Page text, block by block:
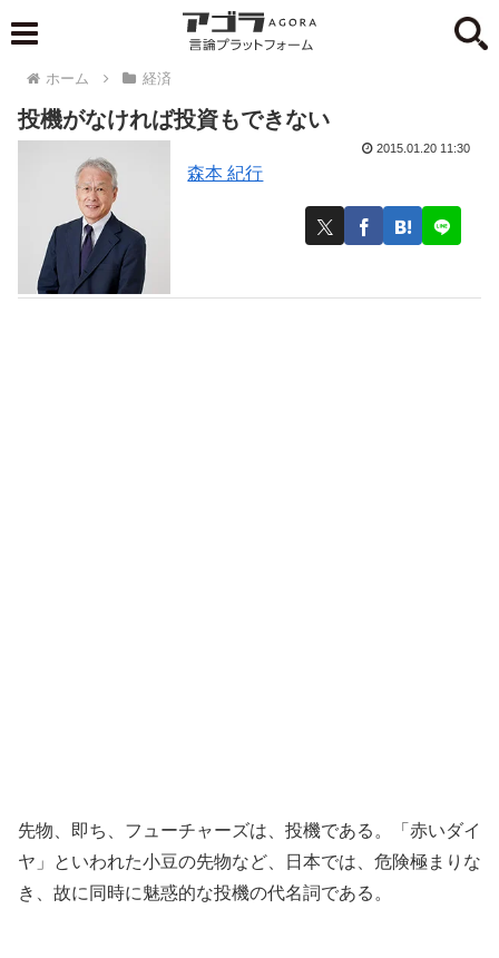
ホーム 経済
投機がなければ投資もできない
森本 紀行
2015.01.20 11:30
先物、即ち、フューチャーズは、投機である。「赤いダイ
ヤ」といわれた小豆の先物など、日本では、危険極まりな
き、故に同時に魅惑的な投機の代名詞である。